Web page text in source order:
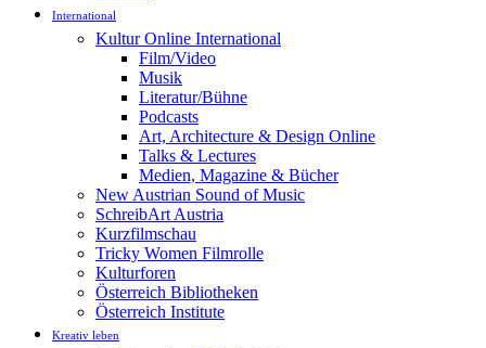
International
Kultur Online International
Film/Video
Musik
Literatur/Bühne
Podcasts
Art, Architecture & Design Online
Talks & Lectures
Medien, Magazine & Bücher
New Austrian Sound of Music
SchreibArt Austria
Kurzfilmschau
Tricky Women Filmrolle
Kulturforen
Österreich Bibliotheken
Österreich Institute
Kreativ leben